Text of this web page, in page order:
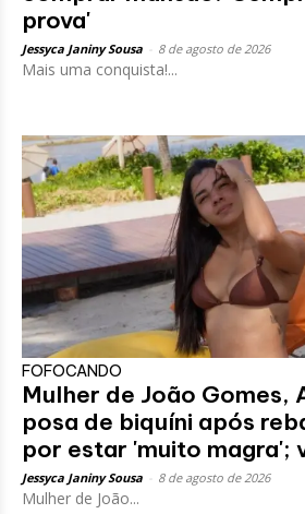
prova'
Jessyca Janiny Sousa 8 de agosto de 2026
Mais uma conquista!...
FOFOCANDO
Mulher de João Gomes,
posa de biquíni após
por estar 'muito magra';
Jessyca Janiny Sousa 8 de agosto de 2026
Mulher de João...